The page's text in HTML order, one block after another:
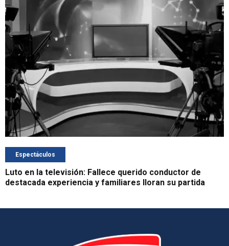
Espectáculos
Luto en la televisión: Fallece querido conductor de
destacada experiencia y familiares lloran su partida